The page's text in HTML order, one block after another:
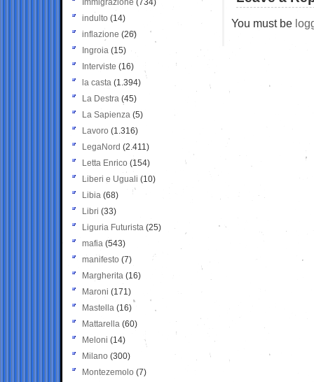
You must be
Immigrazione (734)
indulto (14)
inflazione (26)
Ingroia (15)
Interviste (16)
la casta (1.394)
La Destra (45)
La Sapienza (5)
Lavoro (1.316)
LegaNord (2.411)
Letta Enrico (154)
Liberi e Uguali (10)
Libia (68)
Libri (33)
Liguria Futurista (25)
mafia (543)
manifesto (7)
Margherita (16)
Maroni (171)
Mastella (16)
Mattarella (60)
Meloni (14)
Milano (300)
Montezemolo (7)